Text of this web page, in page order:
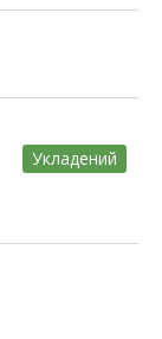
Укладений